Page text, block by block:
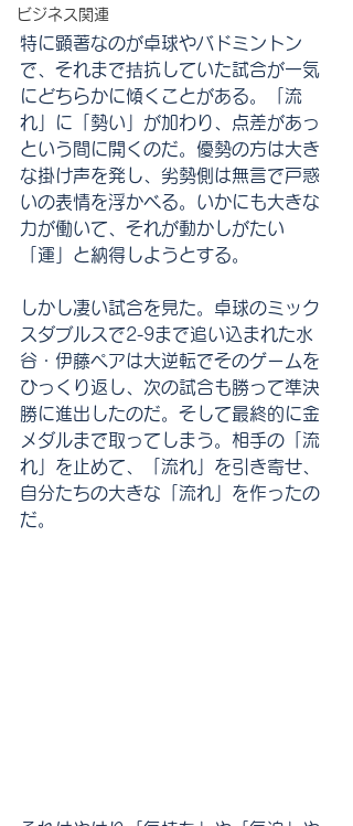
ビジネス関連
特に顕著なのが卓球やバドミントン
で、それまで拮抗していた試合が一気
にどちらかに傾くことがある。「流
れ」に「勢い」が加わり、点差があっ
という間に開くのだ。優勢の方は大き
な掛け声を発し、劣勢側は無言で戸惑
いの表情を浮かべる。いかにも大きな
力が働いて、それが動かしがたい
「運」と納得しようとする。
しかし凄い試合を見た。卓球のミック
スダブルスで2-9まで追い込まれた水
谷・伊藤ペアは大逆転でそのゲームを
ひっくり返し、次の試合も勝って準決
勝に進出したのだ。そして最終的に金
メダルまで取ってしまう。相手の「流
れ」を止めて、「流れ」を引き寄せ、
自分たちの大きな「流れ」を作ったの
だ。